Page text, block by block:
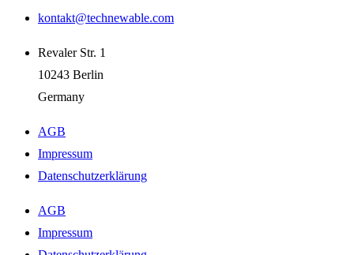
kontakt@technewable.com
Revaler Str. 1
10243 Berlin
Germany
AGB
Impressum
Datenschutzerklärung
AGB
Impressum